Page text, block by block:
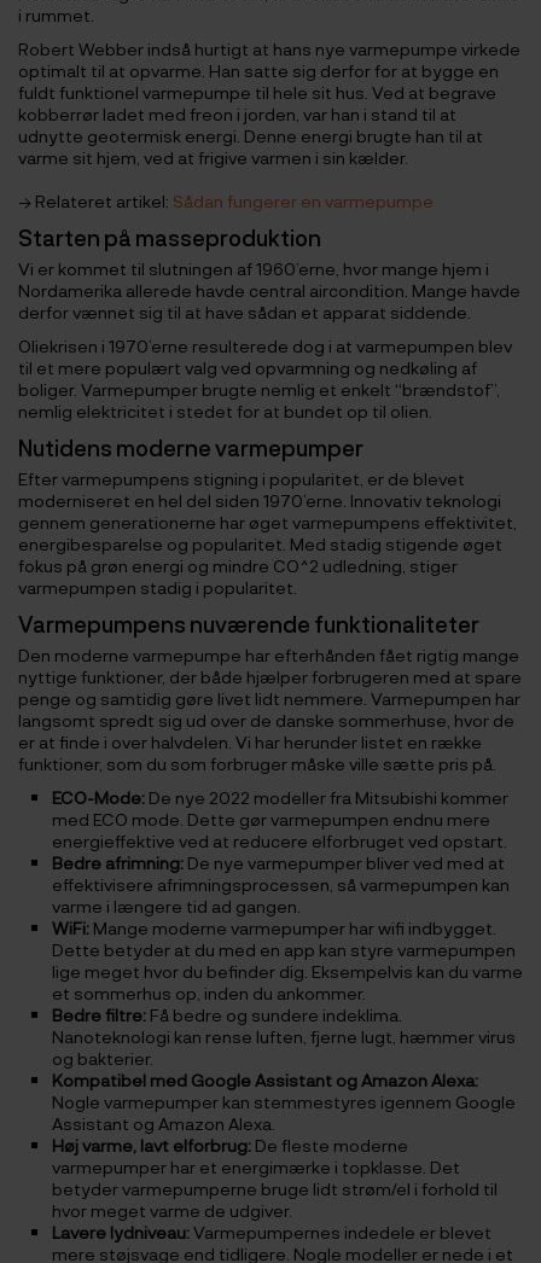
i rummet.
Robert Webber indså hurtigt at hans nye varmepumpe virkede
optimalt til at opvarme. Han satte sig derfor for at bygge en
fuldt funktionel varmepumpe til hele sit hus. Ved at begrave
kobberrør ladet med freon i jorden, var han i stand til at
udnytte geotermisk energi. Denne energi brugte han til at
varme sit hjem, ved at frigive varmen i sin kælder.
→ Relateret artikel: Sådan fungerer en varmepumpe
Starten på masseproduktion
Vi er kommet til slutningen af 1960’erne, hvor mange hjem i
Nordamerika allerede havde central aircondition. Mange havde
derfor vænnet sig til at have sådan et apparat siddende.
Oliekrisen i 1970’erne resulterede dog i at varmepumpen blev
til et mere populært valg ved opvarmning og nedkøling af
boliger. Varmepumper brugte nemlig et enkelt “brændstof”,
nemlig elektricitet i stedet for at bundet op til olien.
Nutidens moderne varmepumper
Efter varmepumpens stigning i popularitet, er de blevet
moderniseret en hel del siden 1970’erne. Innovativ teknologi
gennem generationerne har øget varmepumpens effektivitet,
energibesparelse og popularitet. Med stadig stigende øget
fokus på grøn energi og mindre CO^2 udledning, stiger
varmepumpen stadig i popularitet.
Varmepumpens nuværende funktionaliteter
Den moderne varmepumpe har efterhånden fået rigtig mange
nyttige funktioner, der både hjælper forbrugeren med at spare
penge og samtidig gøre livet lidt nemmere. Varmepumpen har
langsomt spredt sig ud over de danske sommerhuse, hvor de
er at finde i over halvdelen. Vi har herunder listet en række
funktioner, som du som forbruger måske ville sætte pris på.
ECO-Mode: De nye 2022 modeller fra Mitsubishi kommer
med ECO mode. Dette gør varmepumpen endnu mere
energieffektive ved at reducere elforbruget ved opstart.
Bedre afrimning: De nye varmepumper bliver ved med at
effektivisere afrimningsprocessen, så varmepumpen kan
varme i længere tid ad gangen.
WiFi: Mange moderne varmepumper har wifi indbygget.
Dette betyder at du med en app kan styre varmepumpen
lige meget hvor du befinder dig. Eksempelvis kan du varme
et sommerhus op, inden du ankommer.
Bedre filtre: Få bedre og sundere indeklima.
Nanoteknologi kan rense luften, fjerne lugt, hæmmer virus
og bakterier.
Kompatibel med Google Assistant og Amazon Alexa:
Nogle varmepumper kan stemmestyres igennem Google
Assistant og Amazon Alexa.
Høj varme, lavt elforbrug: De fleste moderne
varmepumper har et energimærke i topklasse. Det
betyder varmepumperne bruge lidt strøm/el i forhold til
hvor meget varme de udgiver.
Lavere lydniveau:Varmepumpernes indedele er blevet
mere støjsvage end tidligere. Nogle modeller er nede i et